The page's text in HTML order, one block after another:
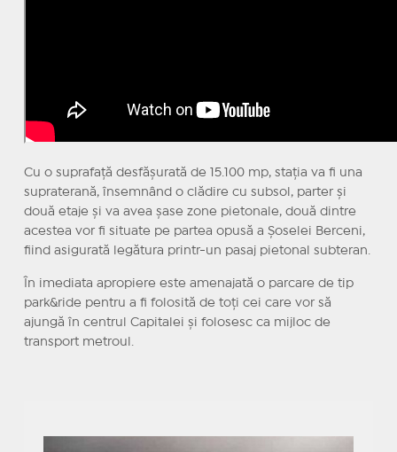
Cu o suprafaţă desfăşurată de 15.100 mp, staţia va fi una
supraterană, însemnând o clădire cu subsol, parter şi
două etaje şi va avea şase zone pietonale, două dintre
acestea vor fi situate pe partea opusă a Şoselei Berceni,
fiind asigurată legătura printr-un pasaj pietonal subteran.
În imediata apropiere este amenajată o parcare de tip
park&ride pentru a fi folosită de toţi cei care vor să
ajungă în centrul Capitalei şi folosesc ca mijloc de
transport metroul.